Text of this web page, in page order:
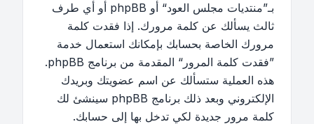
بـ”منتديات مجلس العود“ أو phpBB أو أي طرف
ثالث يسألك عن كلمة مرورك. إذا فقدت كلمة
مرورك الخاصة بحسابك بإمكانك استعمال خدمة
”فقدت كلمة المرور“ المقدمة من برنامج phpBB.
هذه العملية ستسألك عن اسم عضويتك وبريدك
الإلكتروني وبعد ذلك برنامج phpBB سينشئ لك
كلمة مرور جديدة لكي تدخل بها إلى حسابك.